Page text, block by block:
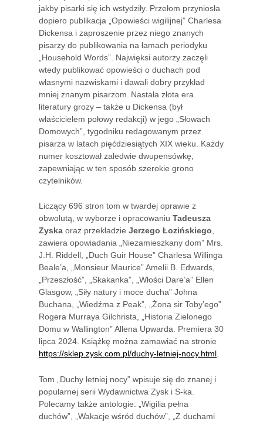
jakby pisarki się ich wstydziły. Przełom przyniosła
dopiero publikacja „Opowieści wigilijnej” Charlesa
Dickensa i zaproszenie przez niego znanych
pisarzy do publikowania na łamach periodyku
„Household Words”. Najwięksi autorzy zaczęli
wtedy publikować opowieści o duchach pod
własnymi nazwiskami i dawali dobry przykład
mniej znanym pisarzom. Nastała złota era
literatury grozy – także u Dickensa (był
właścicielem połowy redakcji) w jego „Słowach
Domowych”, tygodniku redagowanym przez
pisarza w latach pięćdziesiątych XIX wieku. Każdy
numer kosztował zaledwie dwupensówkę,
zapewniając w ten sposób szerokie grono
czytelników.
Liczący 696 stron tom w twardej oprawie z
obwolutą, w wyborze i opracowaniu Tadeusza
Zyska oraz przekładzie Jerzego Łozińskiego
zawiera opowiadania „Niezamieszkany dom” Mrs.
J.H. Riddell, „Duch Guir House” Charlesa Willinga
Beale’a, „Monsieur Maurice” Amelii B. Edwards,
„Przeszłość”, „Skakanka”, „Włości Dare’a” Ellen
Glasgow, „Siły natury i moce ducha” Johna
Buchana, „Wiedźma z Peak”, „Żona sir Toby’ego”
Rogera Murraya Gilchrista, „Historia Zielonego
Domu w Wallington” Allena Upwarda. Premiera 30
lipca 2024. Książkę można zamawiać na stronie
https://sklep.zysk.com.pl/duchy-letniej-nocy.html
Tom „Duchy letniej nocy” wpisuje się do znanej i
popularnej serii Wydawnictwa Zysk i S-ka.
Polecamy także antologie: „Wigilia pełna
duchów”, „Wakacje wśród duchów”, „Z duchami